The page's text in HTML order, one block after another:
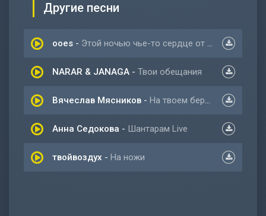
Другие песни
ooes - Этой ночью чье-то сердце от любви горит
NARAR & JANAGA - Твои обещания
Вячеслав Мясников - На твоем берегу Лето
Анна Седокова - Шантарам Live
твойвоздух - На ножи